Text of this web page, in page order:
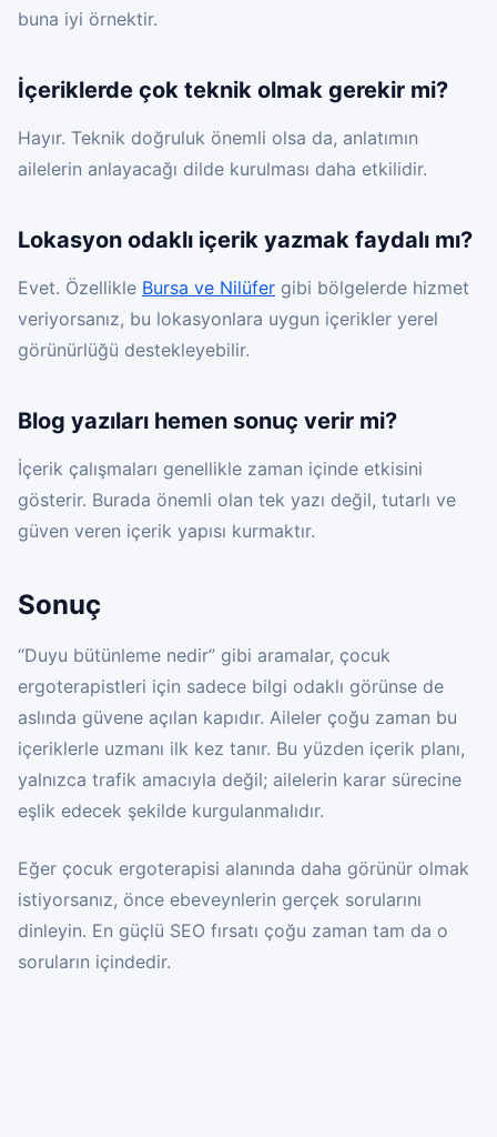
buna iyi örnektir.
İçeriklerde çok teknik olmak gerekir mi?
Hayır. Teknik doğruluk önemli olsa da, anlatımın
ailelerin anlayacağı dilde kurulması daha etkilidir.
Lokasyon odaklı içerik yazmak faydalı mı?
Evet. Özellikle Bursa ve Nilüfer gibi bölgelerde hizmet
veriyorsanız, bu lokasyonlara uygun içerikler yerel
görünürlüğü destekleyebilir.
Blog yazıları hemen sonuç verir mi?
İçerik çalışmaları genellikle zaman içinde etkisini
gösterir. Burada önemli olan tek yazı değil, tutarlı ve
güven veren içerik yapısı kurmaktır.
Sonuç
“Duyu bütünleme nedir” gibi aramalar, çocuk
ergoterapistleri için sadece bilgi odaklı görünse de
aslında güvene açılan kapıdır. Aileler çoğu zaman bu
içeriklerle uzmanı ilk kez tanır. Bu yüzden içerik planı,
yalnızca trafik amacıyla değil; ailelerin karar sürecine
eşlik edecek şekilde kurgulanmalıdır.
Eğer çocuk ergoterapisi alanında daha görünür olmak
istiyorsanız, önce ebeveynlerin gerçek sorularını
dinleyin. En güçlü SEO fırsatı çoğu zaman tam da o
soruların içindedir.